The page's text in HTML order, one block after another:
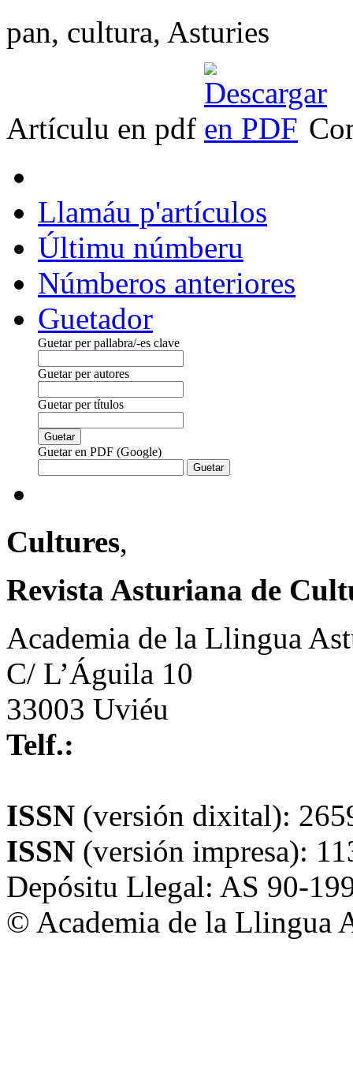
pan, cultura, Asturies
Artículu en pdf
Llamáu p'artículos
Últimu númberu
Númberos anteriores
Guetador
Guetar per pallabra/-es clave
Guetar per autores
Guetar per títulos
Guetar en PDF (Google)
Cultures,
Revista Asturiana de
Academia de la Llingua
C/ L’Águila 10
33003 Uviéu
Telf.:
ISSN (versión dixital):
ISSN (versión impresa):
Depósitu Llegal: AS 90-
© Academia de la Llingua